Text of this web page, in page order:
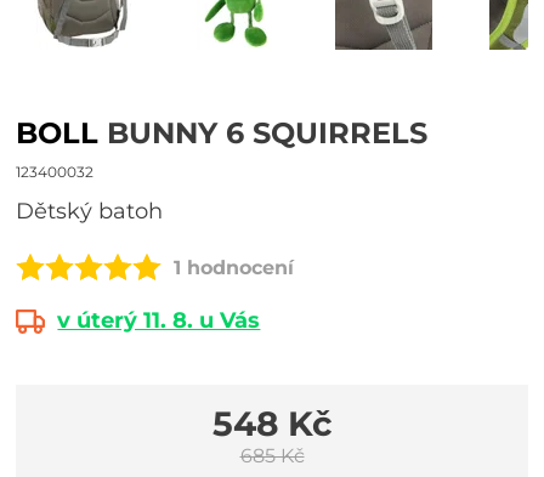
BOLL BUNNY 6 SQUIRRELS
123400032
dětský batoh
1 hodnocení
v úterý 11. 8. u Vás
548 Kč
685 Kč